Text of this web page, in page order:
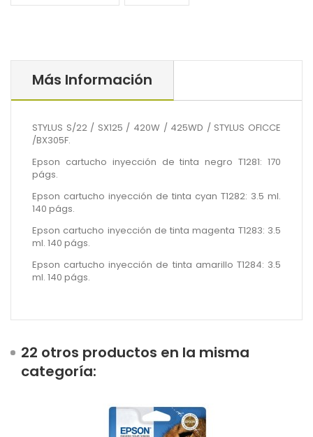
Más Información
STYLUS S/22 / SX125 / 420W / 425WD / STYLUS OFICCE
/BX305F.
Epson cartucho inyección de tinta negro T1281: 170
págs.
Epson cartucho inyección de tinta cyan T1282: 3.5 ml.
140 págs.
Epson cartucho inyección de tinta magenta T1283: 3.5
ml. 140 págs.
Epson cartucho inyección de tinta amarillo T1284: 3.5
ml. 140 págs.
22 otros productos en la misma
categoría: